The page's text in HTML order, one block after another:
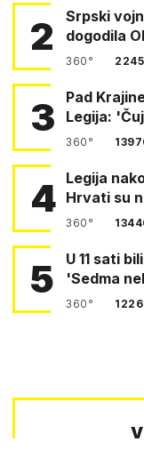
2
Srpski
dogodila
360°
3
Pad
Legija:
360°
4 Legija
Hrvati su
360°
5
U 11 sati bili su pred Kninom.
'Sedma
360°